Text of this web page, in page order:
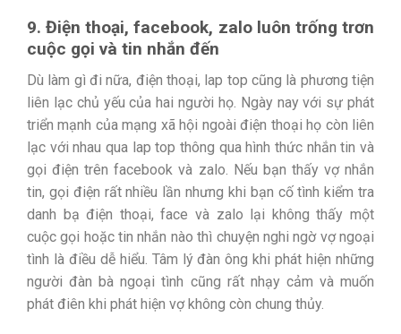
9. Điện thoại, facebook, zalo luôn trống trơn
cuộc gọi và tin nhắn đến
Dù làm gì đi nữa, điện thoại, lap top cũng là phương tiện
liên lạc chủ yếu của hai người họ. Ngày nay với sự phát
triển mạnh của mạng xã hội ngoài điện thoại họ còn liên
lạc với nhau qua lap top thông qua hình thức nhắn tin và
gọi điện trên facebook và zalo. Nếu bạn thấy vợ nhắn
tin, gọi điện rất nhiều lần nhưng khi bạn cố tình kiểm tra
danh bạ điện thoại, face và zalo lại không thấy một
cuộc gọi hoặc tin nhắn nào thì chuyện nghi ngờ vợ ngoại
tình là điều dễ hiểu. Tâm lý đàn ông khi phát hiện những
người đàn bà ngoại tình cũng rất nhạy cảm và muốn
phát điên khi phát hiện vợ không còn chung thủy.